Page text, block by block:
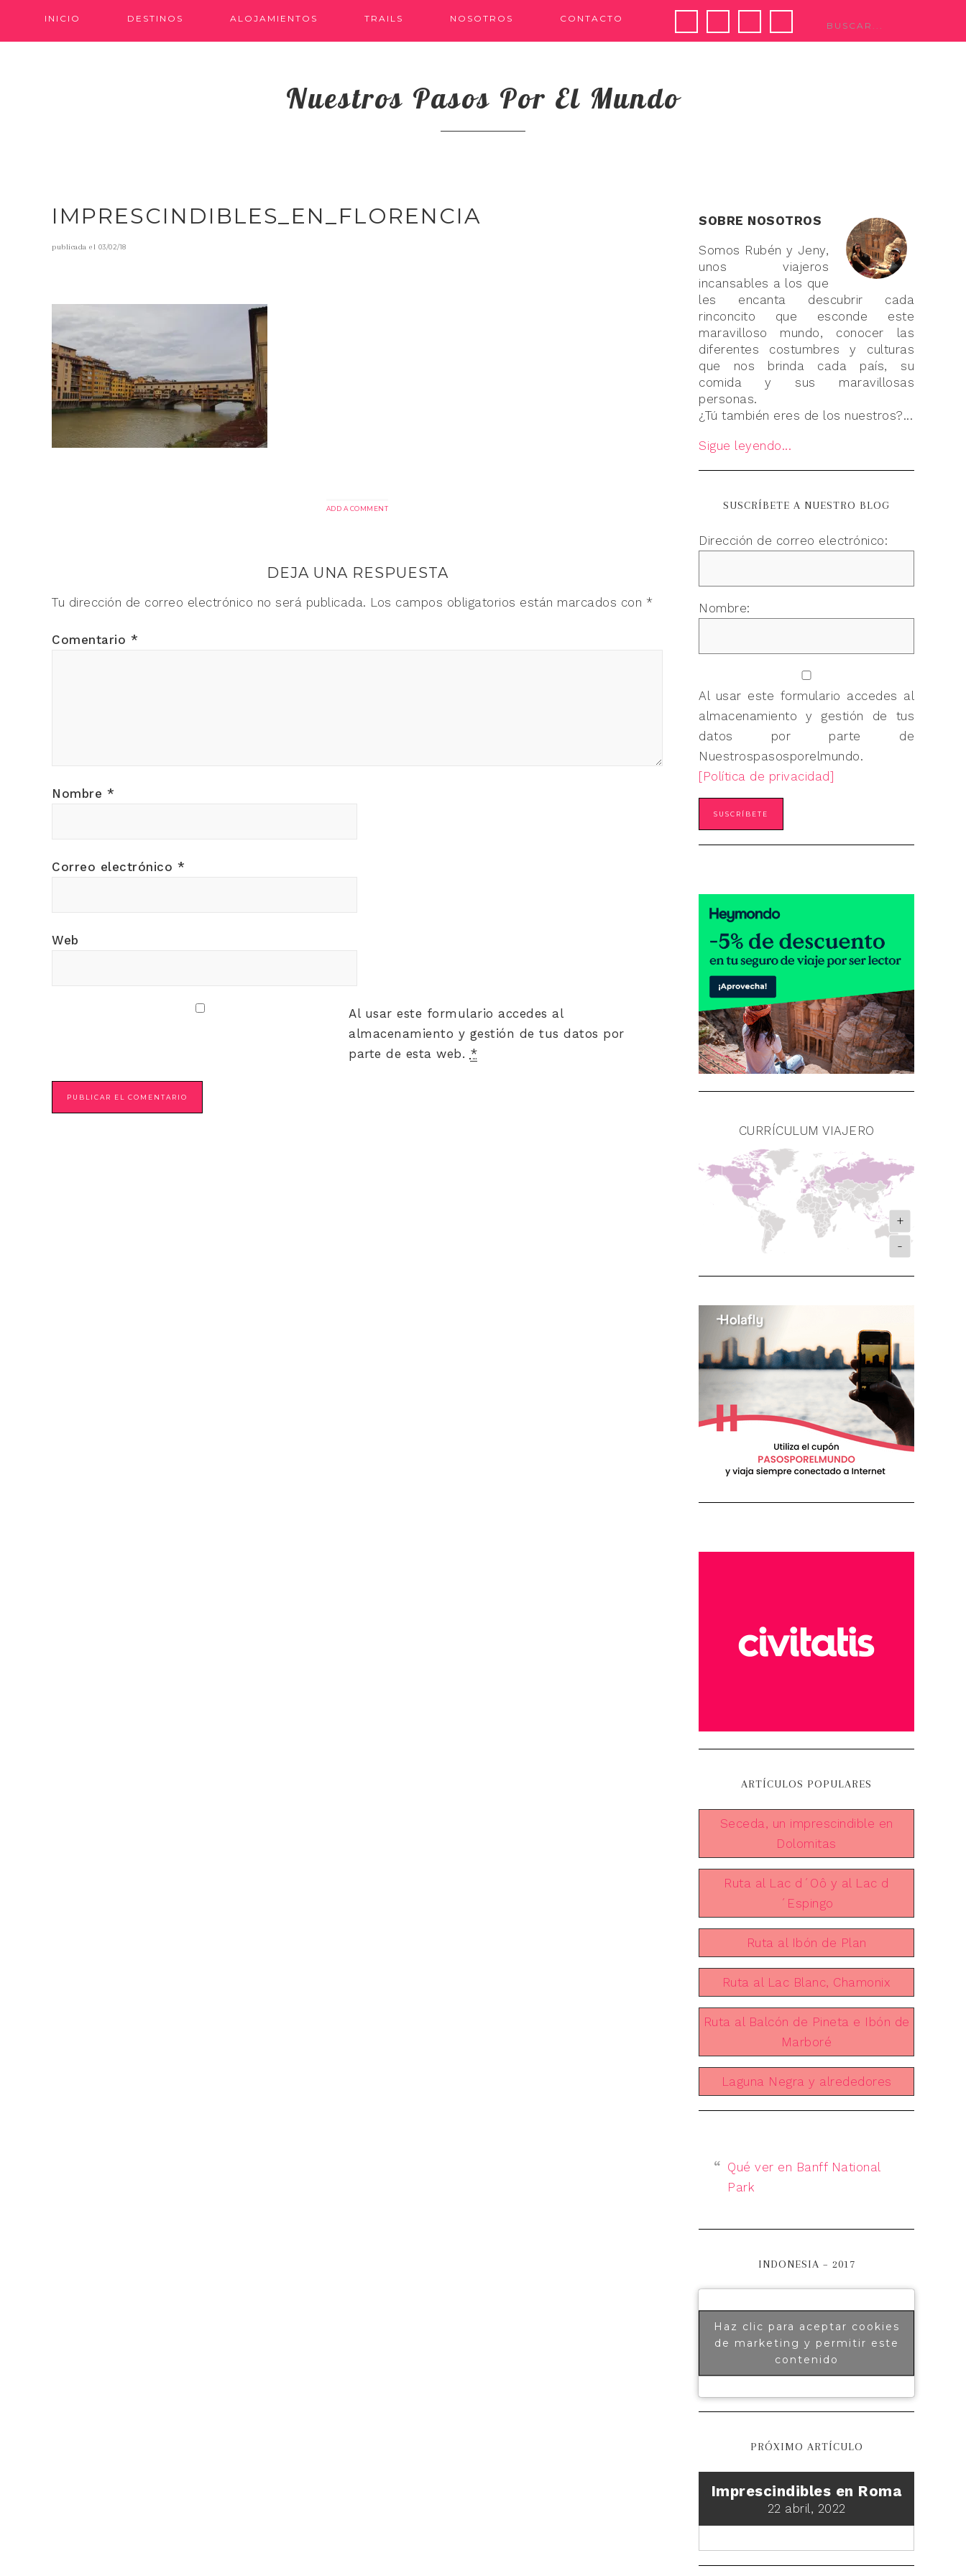
INICIO DESTINOS ALOJAMIENTOS TRAILS NOSOTROS CONTACTO
Nuestros Pasos Por El Mundo
IMPRESCINDIBLES_EN_FLORENCIA
publicada el 03/02/18
ADD A COMMENT
DEJA UNA RESPUESTA
Tu dirección de correo electrónico no será publicada. Los campos obligatorios están marcados con *
Comentario *
Nombre *
Correo electrónico *
Web
Al usar este formulario accedes al
almacenamiento y gestión de tus datos por
parte de esta web. *
SOBRE NOSOTROS
Somos Rubén y Jeny,
unos viajeros
incansables a los que
les encanta descubrir cada
rinconcito que esconde este
maravilloso mundo, conocer las
diferentes costumbres y culturas
que nos brinda cada país, su
comida y sus maravillosas
personas.
¿Tú también eres de los nuestros?...
Sigue leyendo...
SUSCRÍBETE A NUESTRO BLOG
Dirección de correo electrónico:
Nombre:
Al usar este formulario accedes al
almacenamiento y gestión de tus
datos por parte de
Nuestrospasosporelmundo.
[Política de privacidad]
CURRÍCULUM VIAJERO
+
-
ARTÍCULOS POPULARES
Seceda, un imprescindible en
Dolomitas
Ruta al Lac d´Oô y al Lac d
´Espingo
Ruta al Ibón de Plan
Ruta al Lac Blanc, Chamonix
Ruta al Balcón de Pineta e Ibón de
Marboré
Laguna Negra y alrededores
Qué ver en Banff National
Park
INDONESIA – 2017
Haz clic para aceptar cookies
de marketing y permitir este
contenido
PRÓXIMO ARTÍCULO
Imprescindibles en Roma
22 abril, 2022